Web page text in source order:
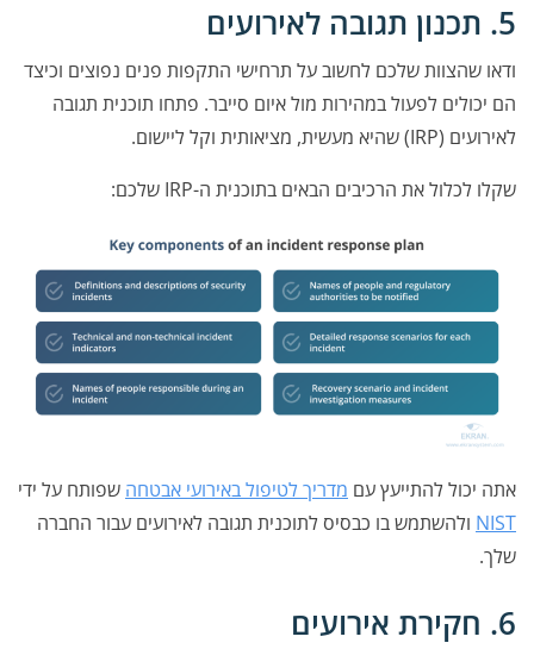
5. תכנון תגובה לאירועים
ודאו שהצוות שלכם לחשוב על תרחישי התקפות פנים נפוצים וכיצד
הם יכולים לפעול במהירות מול איום סייבר. פתחו תוכנית תגובה
לאירועים (IRP) שהיא מעשית, מציאותית וקל ליישום.
שקלו לכלול את הרכיבים הבאים בתוכנית ה-IRP שלכם:
אתה יכול להתייעץ עם מדריך לטיפול באירועי אבטחה שפותח על ידי
NIST ולהשתמש בו כבסיס לתוכנית תגובה לאירועים עבור החברה
שלך.
6. חקירת אירועים